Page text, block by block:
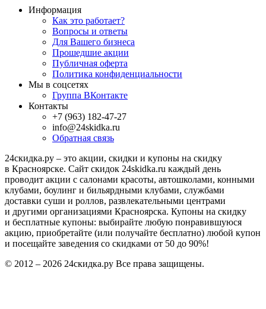
Информация
Как это работает?
Вопросы и ответы
Для Вашего бизнеса
Прошедшие акции
Публичная оферта
Политика конфиденциальности
Мы в соцсетях
Группа ВКонтакте
Контакты
+7 (963) 182-47-27
info@24skidka.ru
Обратная связь
24скидка.ру – это акции, скидки и купоны на скидку
в Красноярске. Сайт скидок 24skidka.ru каждый день
проводит акции с салонами красоты, автошколами, конными
клубами, боулинг и бильярдными клубами, службами
доставки суши и роллов, развлекательными центрами
и другими организациями Красноярска. Купоны на скидку
и бесплатные купоны: выбирайте любую понравившуюся
акцию, приобретайте (или получайте бесплатно) любой купон
и посещайте заведения со скидками от 50 до 90%!
© 2012 – 2026 24скидка.ру Все права защищены.